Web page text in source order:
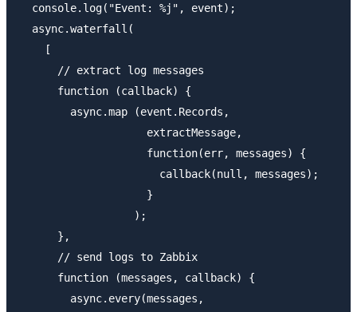
  console.log("Event: %j", event);
  async.waterfall(
    [
      // extract log messages
      function (callback) {
        async.map (event.Records,
                    extractMessage,
                    function(err, messages) {
                      callback(null, messages);
                    }
                  );
      },
      // send logs to Zabbix
      function (messages, callback) {
        async.every(messages,